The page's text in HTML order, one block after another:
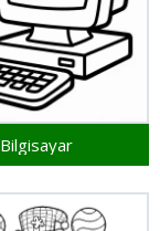
Bilgisayar